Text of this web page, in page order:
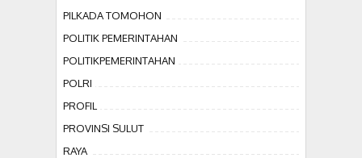
PILKADA TOMOHON
POLITIK PEMERINTAHAN
POLITIKPEMERINTAHAN
POLRI
PROFIL
PROVINSI SULUT
RAYA